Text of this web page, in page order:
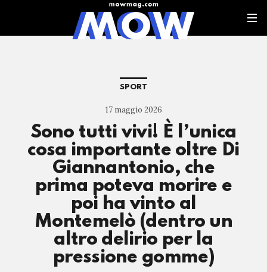
SPORT
17 maggio 2026
Sono tutti vivi! È l’unica
cosa importante oltre Di
Giannantonio, che
prima poteva morire e
poi ha vinto al
Montemelò (dentro un
altro delirio per la
pressione gomme)